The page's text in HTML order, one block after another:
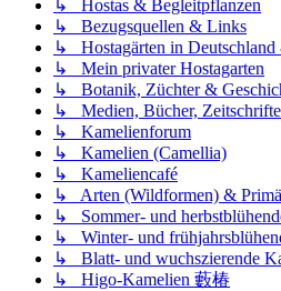
↳ Hostas & Begleitpflanzen
↳ Bezugsquellen & Links
↳ Hostagärten in
↳ Mein privater Hostagarten
↳ Botanik, Züchter &
↳ Medien, Bücher,
↳ Kamelienforum
↳ Kamelien (Camellia)
↳ Kameliencafé
↳ Arten (Wildformen) &
↳ Sommer- und
↳ Winter- und
↳ Blatt- und wuchszierende
↳ Higo-Kamelien 藪椿